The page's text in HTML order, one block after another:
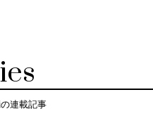
連載記事